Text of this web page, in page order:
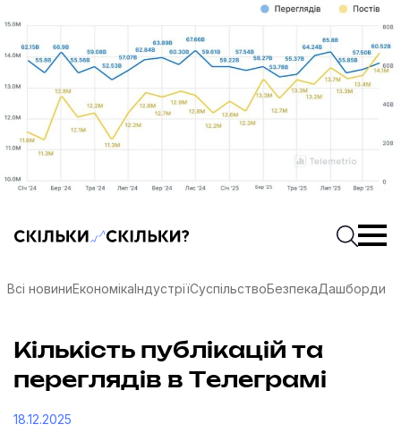
Скільки-скільки? — Медіа про суспільні даніПочати
Всі новиниЕкономіка ІндустріїСуспільствоБезпекаДашборди
Кількість публікацій та
переглядів в Телеграмі
18.12.2025